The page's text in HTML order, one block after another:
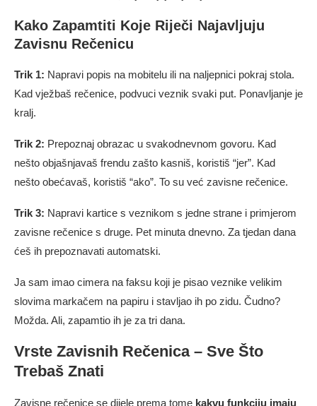
Kako Zapamtiti Koje Riječi Najavljuju
Zavisnu Rečenicu
Trik 1: Napravi popis na mobitelu ili na naljepnici pokraj stola.
Kad vježbaš rečenice, podvuci veznik svaki put. Ponavljanje je
kralj.
Trik 2: Prepoznaj obrazac u svakodnevnom govoru. Kad
nešto objašnjavaš frendu zašto kasniš, koristiš “jer”. Kad
nešto obećavaš, koristiš “ako”. To su već zavisne rečenice.
Trik 3: Napravi kartice s veznikom s jedne strane i primjerom
zavisne rečenice s druge. Pet minuta dnevno. Za tjedan dana
ćeš ih prepoznavati automatski.
Ja sam imao cimera na faksu koji je pisao veznike velikim
slovima markačem na papiru i stavljao ih po zidu. Čudno?
Možda. Ali, zapamtio ih je za tri dana.
Vrste Zavisnih Rečenica – Sve Što
Trebaš Znati
Zavisne rečenice se dijele prema tome kakvu funkciju imaju